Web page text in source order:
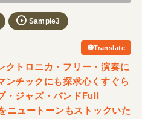
Sample3
Translate
クトロニカ・フリー・演奏に
ンチックにも探求心くすぐら
・ジャズ・バンドFull
ニュートーンもストックいた